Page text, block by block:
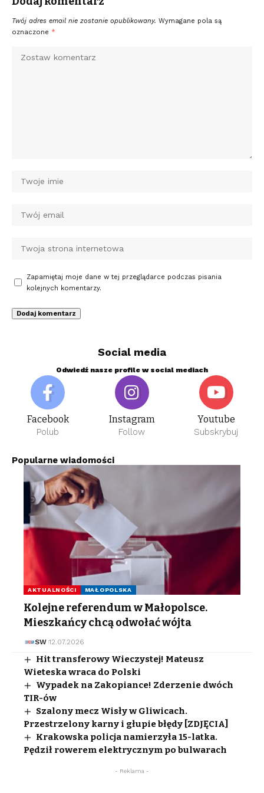
Twój adres email nie zostanie opublikowany. Wymagane pola są
oznaczone *
Zapamiętaj moje dane w tej przeglądarce podczas pisania
kolejnych komentarzy.
Social media
Odwiedź nasze profile w social mediach
Facebook
Polub
Instagram
Follow
Youtube
Subskrybuj
Popularne wiadomości
AKTUALNOŚCI MAŁOPOLSKA
Kolejne referendum w Małopolsce.
Mieszkańcy chcą odwołać wójta
SW 12.07.2026
Hit transferowy Wieczystej! Mateusz
Wieteska wraca do Polski
Wypadek na Zakopiance! Zderzenie dwóch
TIR-ów
Szalony mecz Wisły w Gliwicach.
Przestrzelony karny i głupie błędy [ZDJĘCIA]
Krakowska policja namierzyła 15-latka.
Pędził rowerem elektrycznym po bulwarach
- Reklama -